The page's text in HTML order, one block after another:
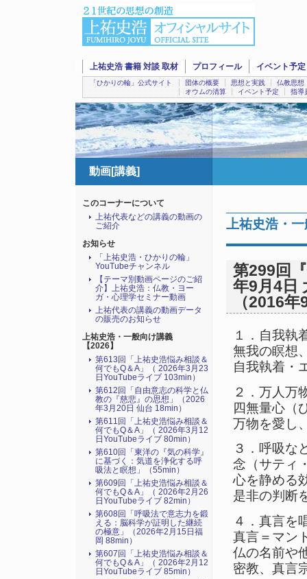
上祐史浩 書籍 対談 取材 プロフィール イベント予定
「ひかりの輪」公式サイト 団体の概要 思想と実践
仏教思想
オウムの清算
イベント予定 指導
動画[講義]
上祐史浩・
第299回
年9月4日
（2016
１．自我執
無我の瞑想
自我執着・
２．万人万
四無量心（
万物を愛し
３．呼吸な
念（サティ
心を静める
是非の判断
４．真言を
真言＝マン
仏の名前や
密教、真言
このコーナーについて
上祐代表などの講義の動画の
ご紹介
お知らせ
「上祐史浩・ひかりの輪」
YouTubeチャンネル
【テーマ別動画ページのご紹
介】上祐史浩：仏教・ヨー
ガ・心理学セミナー動画
上祐代表の講義の動画データ
の販売のお知らせ
上祐史浩・一般向け講義
【2026】
第613回「上祐史浩悩み相談＆
何でもQ＆A」（ 2026年3月23
日YouTubeライブ 103min）
第612回「自由意志の科学と仏
教の『慈悲』の思想」（2026
年3月20日 仙台 18min）
第611回「上祐史浩悩み相談＆
何でもQ＆A」（ 2026年3月12
日YouTubeライブ 80min）
第610回「東洋の『気の科学』
に基づく：気道を浄化する呼
吸法と瞑想」（55min）
第609回「上祐史浩悩み相談＆
何でもQ＆A」（ 2026年2月26
日YouTubeライブ 82min）
第608回「呼吸法で意志力を鍛
える：脳科学が証明した継続
の極意」（2026年2月15日福
岡 88min）
第607回「上祐史浩悩み相談＆
何でもQ＆A」（ 2026年2月12
日YouTubeライブ 85min）